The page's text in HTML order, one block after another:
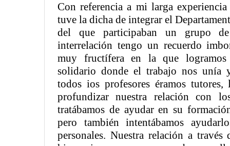
Con referencia a mi larga
tuve la dicha de integrar el
del que participaban un grupo
interrelación tengo un recuerdo
muy fructífera en la que
solidario donde el trabajo nos unía
todos ios profesores éramos
profundizar nuestra relación con
tratábamos de ayudar en su
pero también intentábamos
personales. Nuestra relación a través